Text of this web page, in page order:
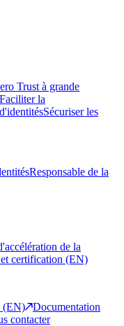
Trust à grande
Faciliter la
Sécuriser les
Responsable de la
de la
certification (EN)
(EN)
Documentation
contacter